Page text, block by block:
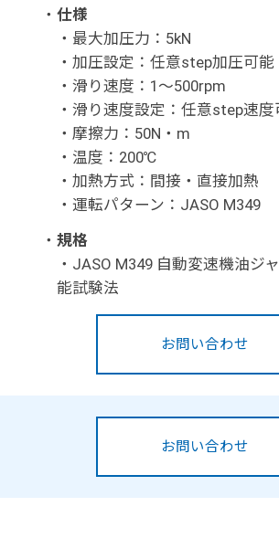
・ 仕様
・最大加圧力：5kN
・加圧設定：任意step加圧可能
・滑り速度：1～500rpm
・滑り速度設定：任意step速度
・摩擦力：50N・m
・温度：200℃
・加熱方式：間接・直接加熱
・運転パターン：JASO M349
・ 規格
・JASO M349 自動変速機油ジ
能試験法
お問い合わせ
お問い合わせ